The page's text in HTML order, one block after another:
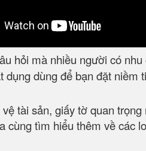
hỏi mà nhiều người có
dụng dùng để bạn đặt niềm
tài sản, giấy tờ quan
cùng tìm hiểu thêm về các